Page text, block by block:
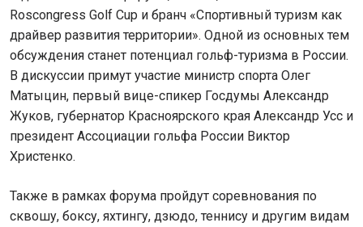
Roscongress Golf Cup и бранч «Спортивный туризм как
драйвер развития территории». Одной из основных тем
обсуждения станет потенциал гольф-туризма в России.
В дискуссии примут участие министр спорта Олег
Матыцин, первый вице-спикер Госдумы Александр
Жуков, губернатор Красноярского края Александр Усс и
президент Ассоциации гольфа России Виктор
Христенко.
Также в рамках форума пройдут соревнования по
сквошу, боксу, яхтингу, дзюдо, теннису и другим видам